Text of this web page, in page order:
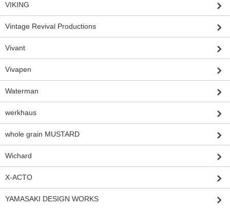
VIKING
Vintage Revival Productions
Vivant
Vivapen
Waterman
werkhaus
whole grain MUSTARD
Wichard
X-ACTO
YAMASAKI DESIGN WORKS